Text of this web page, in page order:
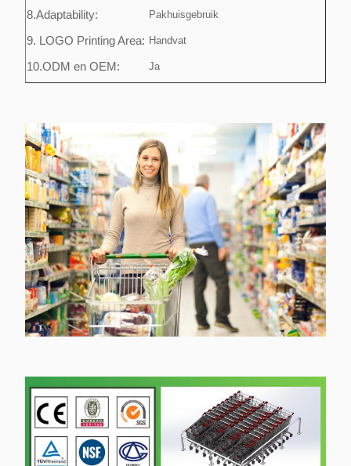
8.Adaptability: Pakhuisgebruik
9. LOGO Printing Area: Handvat
10.ODM en OEM: Ja